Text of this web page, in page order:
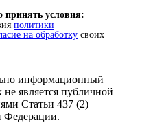
принять условия:
политики
на обработку своих
информационный
является публичной
Статьи 437 (2)
Федерации.